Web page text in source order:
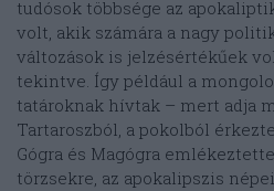
tudósok többsége az
volt, akik számára a nagy
változások is jelzésértékűek
tekintve. Így például a
tatároknak hívtak – mert adja
Tartaroszból, a pokolból
Gógra és Magógra
törzsekre, az apokalipszis